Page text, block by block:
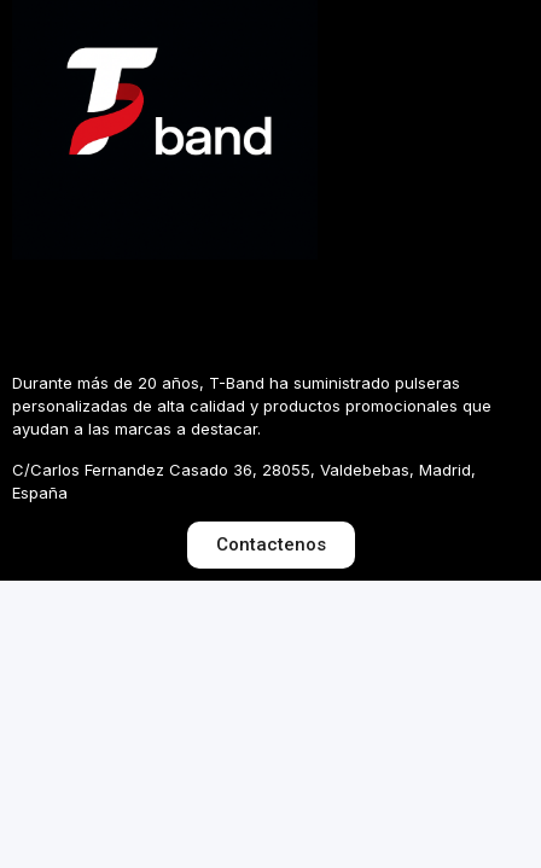
Durante más de 20 años, T-Band ha suministrado pulseras
personalizadas de alta calidad y productos promocionales que
ayudan a las marcas a destacar.
C/Carlos Fernandez Casado 36, 28055, Valdebebas, Madrid,
España
Contactenos